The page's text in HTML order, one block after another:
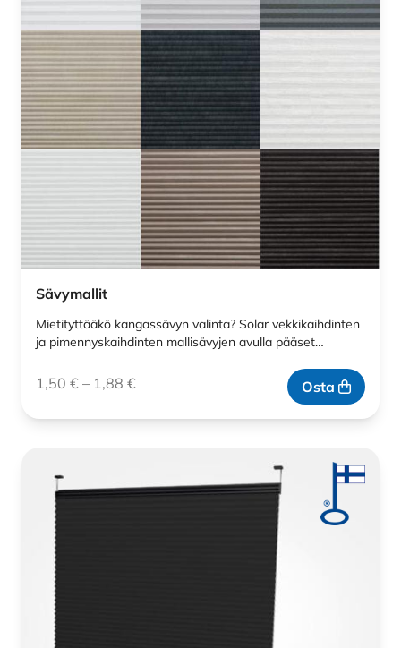
Sävymallit
Mietityttääkö kangassävyn valinta? Solar vekkikaihdinten
ja pimennyskaihdinten mallisävyjen avulla pääset…
1,50 € – 1,88 € Osta